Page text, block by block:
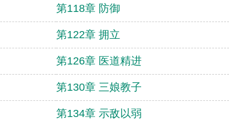
第118章 防御
第122章 拥立
第126章 医道精进
第130章 三娘教子
第134章 示敌以弱